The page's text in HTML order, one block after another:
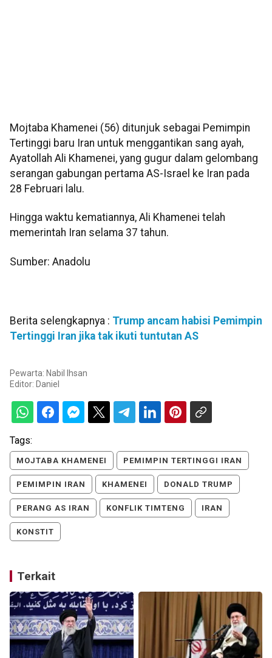
Mojtaba Khamenei (56) ditunjuk sebagai Pemimpin
Tertinggi baru Iran untuk menggantikan sang ayah,
Ayatollah Ali Khamenei, yang gugur dalam gelombang
serangan gabungan pertama AS-Israel ke Iran pada
28 Februari lalu.
Hingga waktu kematiannya, Ali Khamenei telah
memerintah Iran selama 37 tahun.
Sumber: Anadolu
Berita selengkapnya : Trump ancam habisi Pemimpin
Tertinggi Iran jika tak ikuti tuntutan AS
Pewarta: Nabil Ihsan
Editor: Daniel
Tags:
MOJTABA KHAMENEI PEMIMPIN TERTINGGI IRAN
PEMIMPIN IRAN KHAMENEI DONALD TRUMP
PERANG AS IRAN KONFLIK TIMTENG IRAN
KONSTIT
Terkait